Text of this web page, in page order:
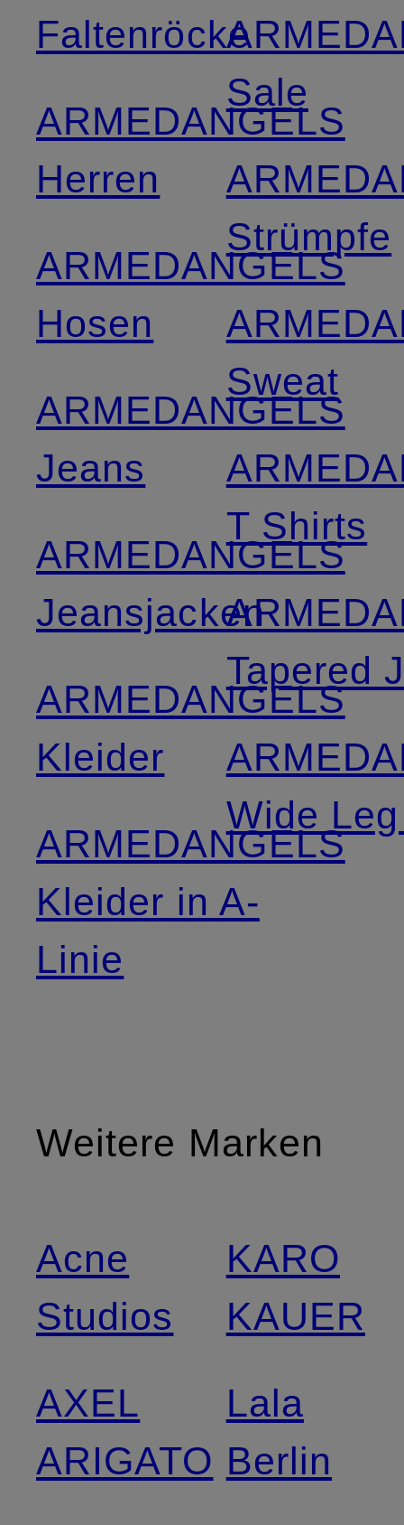
Faltenröcke
ARMEDANGELS
Herren
ARMEDANGELS
Hosen
ARMEDANGELS
Jeans
ARMEDANGELS
Jeansjacken
ARMEDANGELS
Kleider
ARMEDANGELS
Kleider in A-
Linie
Sale
Strümpfe
Sweat
T Shirts
Tapered
Wide
Weitere Marken
Acne
Studios
AXEL
ARIGATO
KARO
KAUER
Lala
Berlin